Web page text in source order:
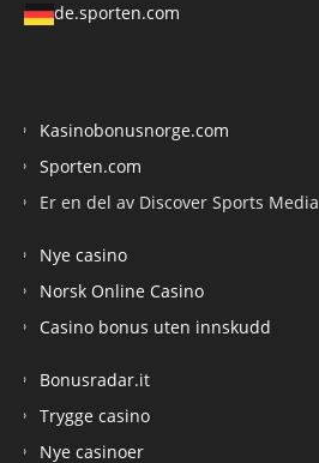
de.sporten.com
Kasinobonusnorge.com
Sporten.com
Er en del av Discover Sports Media
Nye casino
Norsk Online Casino
Casino bonus uten innskudd
Bonusradar.it
Trygge casino
Nye casinoer